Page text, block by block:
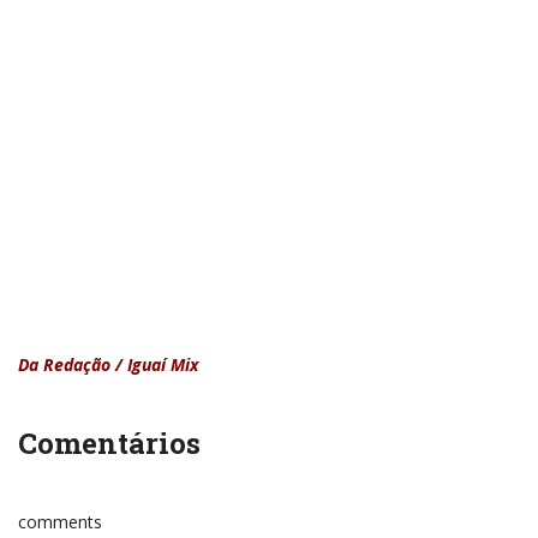
Da Redação / Iguaí Mix
Comentários
comments